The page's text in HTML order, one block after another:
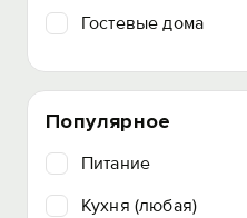
Гостевые дома
Популярное
Питание
Кухня (любая)